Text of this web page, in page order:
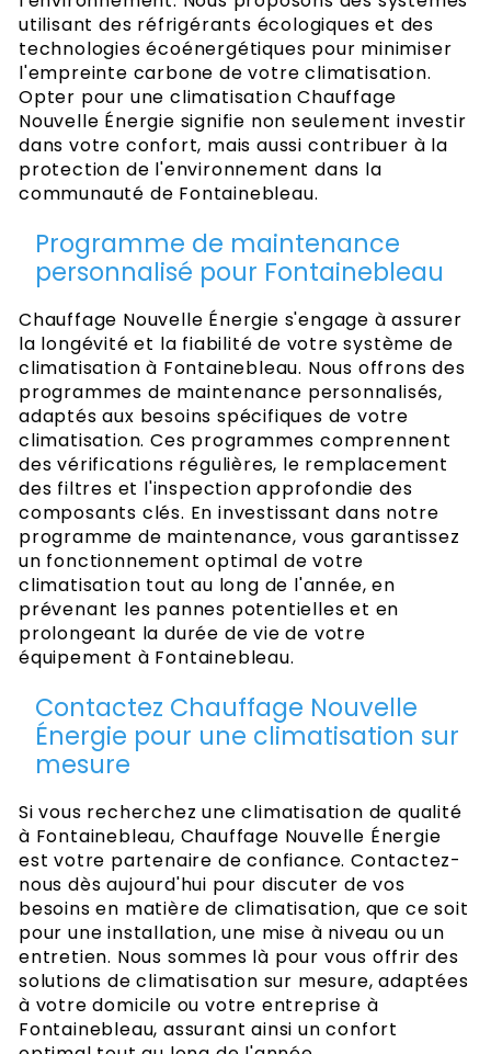
utilisant des réfrigérants écologiques et des
technologies écoénergétiques pour minimiser
l'empreinte carbone de votre climatisation.
Opter pour une climatisation Chauffage
Nouvelle Énergie signifie non seulement investir
dans votre confort, mais aussi contribuer à la
protection de l'environnement dans la
communauté de Fontainebleau.
Programme de maintenance
personnalisé pour Fontainebleau
Chauffage Nouvelle Énergie s'engage à assurer
la longévité et la fiabilité de votre système de
climatisation à Fontainebleau. Nous offrons des
programmes de maintenance personnalisés,
adaptés aux besoins spécifiques de votre
climatisation. Ces programmes comprennent
des vérifications régulières, le remplacement
des filtres et l'inspection approfondie des
composants clés. En investissant dans notre
programme de maintenance, vous garantissez
un fonctionnement optimal de votre
climatisation tout au long de l'année, en
prévenant les pannes potentielles et en
prolongeant la durée de vie de votre
équipement à Fontainebleau.
Contactez Chauffage Nouvelle
Énergie pour une climatisation sur
mesure
Si vous recherchez une climatisation de qualité
à Fontainebleau, Chauffage Nouvelle Énergie
est votre partenaire de confiance. Contactez-
nous dès aujourd'hui pour discuter de vos
besoins en matière de climatisation, que ce soit
pour une installation, une mise à niveau ou un
entretien. Nous sommes là pour vous offrir des
solutions de climatisation sur mesure, adaptées
à votre domicile ou votre entreprise à
Fontainebleau, assurant ainsi un confort